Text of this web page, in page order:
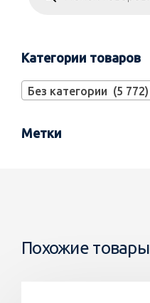
Категории товаров
Без категории (5 772)
Метки
Похожие товары